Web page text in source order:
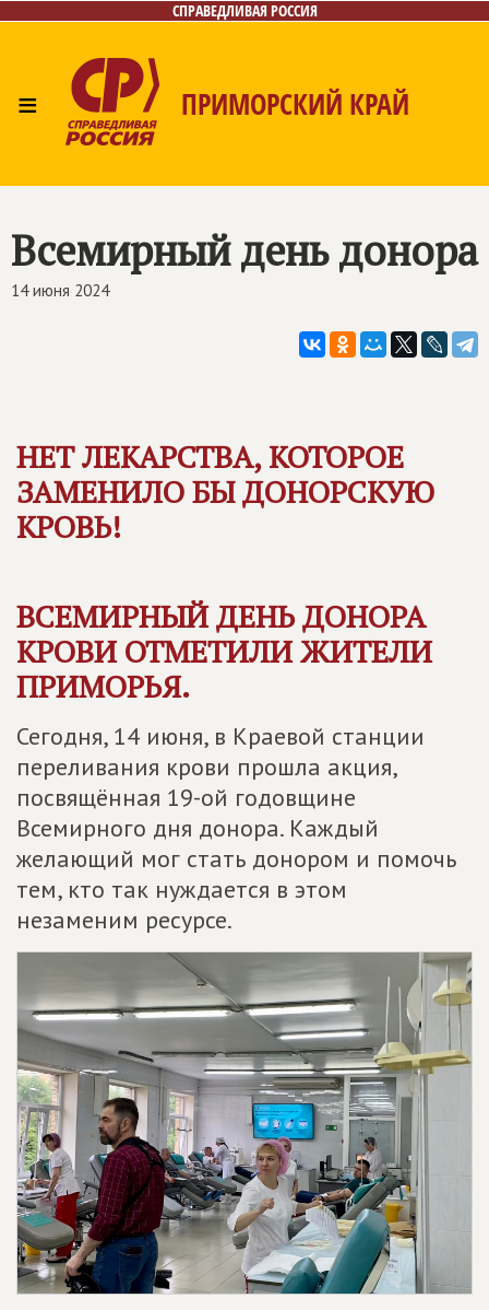
СПРАВЕДЛИВАЯ РОССИЯ
≡ ПРИМОРСКИЙ КРАЙ
Контакты
Всемирный день донора
14 июня 2024
НЕТ ЛЕКАРСТВА, КОТОРОЕ
ЗАМЕНИЛО БЫ ДОНОРСКУЮ
КРОВЬ!
ВСЕМИРНЫЙ ДЕНЬ ДОНОРА
КРОВИ ОТМЕТИЛИ ЖИТЕЛИ
ПРИМОРЬЯ.
Сегодня, 14 июня, в Краевой станции
переливания крови прошла акция,
посвящённая 19-ой годовщине
Всемирного дня донора. Каждый
желающий мог стать донором и помочь
тем, кто так нуждается в этом
незаменим ресурсе.